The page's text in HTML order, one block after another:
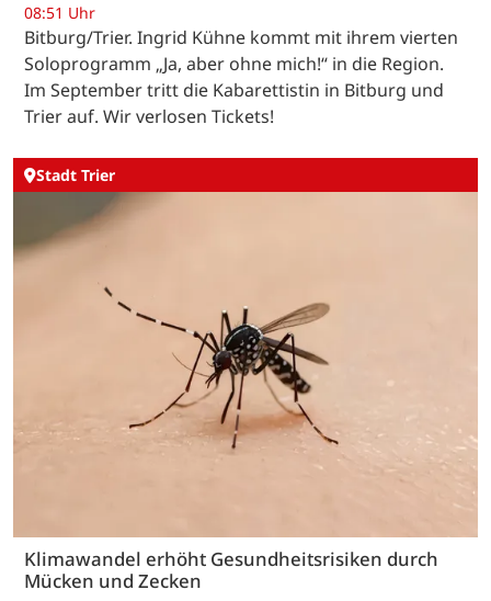
08:51 Uhr
Bitburg/Trier. Ingrid Kühne kommt mit ihrem vierten
Soloprogramm „Ja, aber ohne mich!“ in die Region.
Im September tritt die Kabarettistin in Bitburg und
Trier auf. Wir verlosen Tickets!
Stadt Trier
Klimawandel erhöht Gesundheitsrisiken durch
Mücken und Zecken